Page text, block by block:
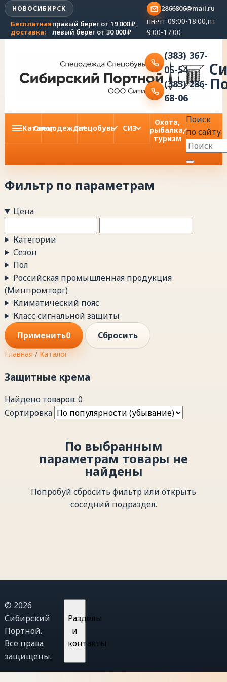
Каталог
СпецодеждаСпецобувь СИЗ
Охота,
рыбалка,
туризм
Поиск
по сайту
НОВОСИБИРСК
Бесплатная
доставка:
правый берег от 19 000 ₽,
левый берег от 30 000 ₽
2866806@mail.ru
пн-чт 09:00-18:00,пт
9:00-17:00
(383) 367-
05-54
(383) 286-
68-06
Фильтр по параметрам
Цена
Категории
Сезон
Пол
Российская промышленная продукция
(Минпромторг)
Климатический пояс
Класс сигнальной защиты
Применить0 Сбросить
Главная / Каталог
Защитные крема
Найдено товаров: 0
Сортировка
По выбранным
параметрам товары не
найдены
Попробуй сбросить фильтр или открыть
соседний подраздел.
© 2026
Сибирский
Портной.
Все права
защищены.
Разделы
и
контакты